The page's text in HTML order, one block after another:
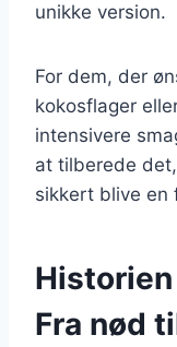
unikke version.
For dem, der
kokosflager
intensivere
at tilberede
sikkert blive en
Fra nød